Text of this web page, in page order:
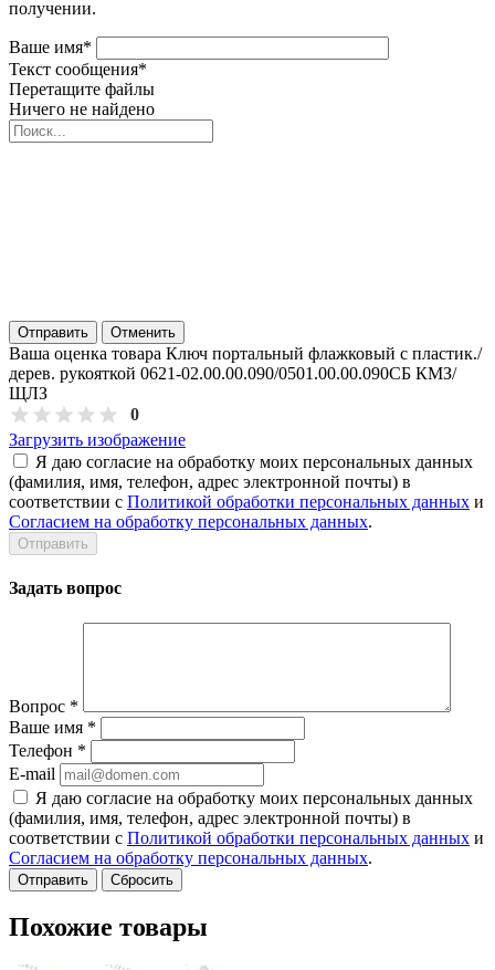
получении.
Ваше имя*
Текст сообщения*
Перетащите файлы
Ничего не найдено
Отправить Отменить
Ваша оценка товара Ключ портальный флажковый с пластик./
дерев. рукояткой 0621-02.00.00.090/0501.00.00.090СБ КМЗ/
ЩЛЗ
0
Загрузить изображение
Я даю согласие на обработку моих персональных данных
(фамилия, имя, телефон, адрес электронной почты) в
соответствии с Политикой обработки персональных данных и
Согласием на обработку персональных данных.
Задать вопрос
Вопрос *
Ваше имя *
Телефон *
E-mail
Я даю согласие на обработку моих персональных данных
(фамилия, имя, телефон, адрес электронной почты) в
соответствии с Политикой обработки персональных данных и
Согласием на обработку персональных данных.
Сбросить
Похожие товары